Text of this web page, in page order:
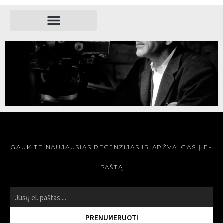
REŽISIERIAI
GAUKITE NAUJAUSIAS RECENZIJAS IR APŽVALGAS Į E-
PAŠTĄ
PRENUMERUOTI